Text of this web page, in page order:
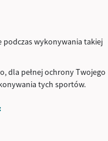
podczas wykonywania takiej
dla pełnej ochrony Twojego
tych sportów.